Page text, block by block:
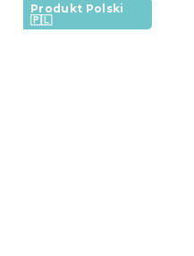
Produkt Polski
🇵🇱